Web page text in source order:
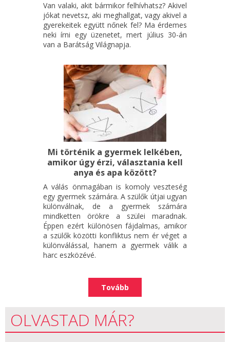
Van valaki, akit bármikor felhívhatsz? Akivel
jókat nevetsz, aki meghallgat, vagy akivel a
gyerekeitek együtt nőnek fel? Ma érdemes
neki írni egy üzenetet, mert július 30-án
van a Barátság Világnapja.
Mi történik a gyermek lelkében,
amikor úgy érzi, választania kell
anya és apa között?
A válás önmagában is komoly veszteség
egy gyermek számára. A szülők útjai ugyan
különválnak, de a gyermek számára
mindketten örökre a szülei maradnak.
Éppen ezért különösen fájdalmas, amikor
a szülők közötti konfliktus nem ér véget a
különválással, hanem a gyermek válik a
harc eszközévé.
Tovább
OLVASTAD MÁR?